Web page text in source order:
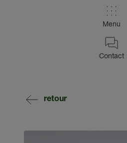
Menu
Contact
retour